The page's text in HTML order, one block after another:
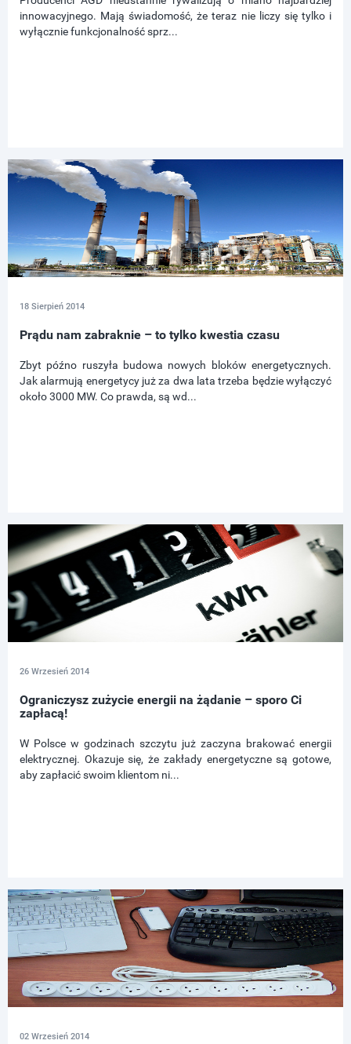
innowacyjnego. Mają świadomość, że teraz nie liczy się tylko i
wyłącznie funkcjonalność sprz...
18 Sierpień 2014
Prądu nam zabraknie – to tylko kwestia czasu
Zbyt późno ruszyła budowa nowych bloków energetycznych.
Jak alarmują energetycy już za dwa lata trzeba będzie wyłączyć
około 3000 MW. Co prawda, są wd...
26 Wrzesień 2014
Ograniczysz zużycie energii na żądanie – sporo Ci
zapłacą!
W Polsce w godzinach szczytu już zaczyna brakować energii
elektrycznej. Okazuje się, że zakłady energetyczne są gotowe,
aby zapłacić swoim klientom ni...
02 Wrzesień 2014